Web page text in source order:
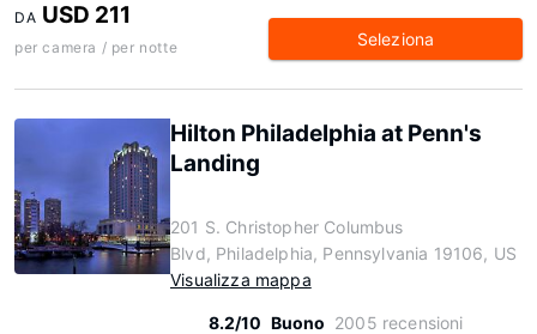
DA USD 211
per camera / per notte Seleziona
Hilton Philadelphia at Penn's
Landing
201 S. Christopher Columbus
Blvd, Philadelphia, Pennsylvania 19106, US
Visualizza mappa
8.2/10 Buono 2005 recensioni